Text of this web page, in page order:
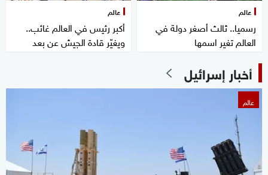
عالم
رسميا.. ثالث أصغر دولة في
العالم تغير اسمها
عالم
أكبر رئيس في العالم غائب..
ويغيّر قادة الجيش عن بعد
أخبار إسرائيل
عالم